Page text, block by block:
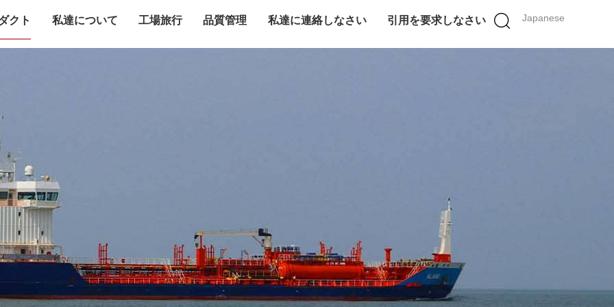
Japanese
クト 私達について 工場旅行 品質管理 私達に連絡しなさい 引用を要求しなさい